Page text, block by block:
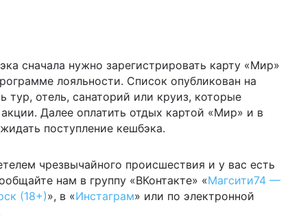
сначала нужно зарегистрировать карту «Мир»
лояльности. Список опубликован на
тур, отель, санаторий или круиз, которые
Далее оплатить отдых картой «Мир» и в
поступление кешбэка.
чрезвычайного происшествия и у вас есть
нам в группу «ВКонтакте» «Магсити74 —
(18+)», в «Инстаграм» или по электронной